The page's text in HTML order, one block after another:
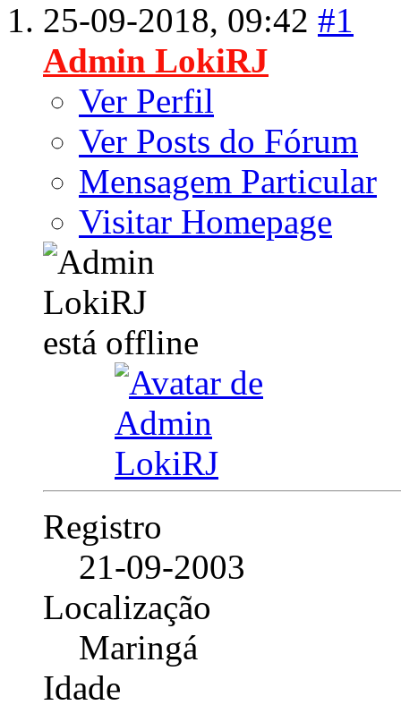
25-09-2018, 09:42 #1
Admin LokiRJ
Ver Perfil
Ver Posts do Fórum
Mensagem Particular
Visitar Homepage
Registro
21-09-2003
Localização
Maringá
Idade